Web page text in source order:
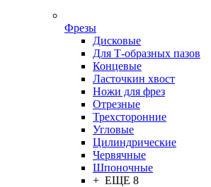
Фрезы
Дисковые
Для Т-образных пазов
Концевые
Ласточкин хвост
Ножи для фрез
Отрезные
Трехсторонние
Угловые
Цилиндрические
Червячные
Шпоночные
+ ЕЩЕ 8